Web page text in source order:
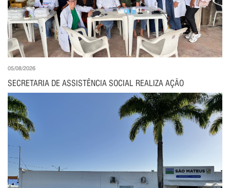
05/08/2026
SECRETARIA DE ASSISTÊNCIA SOCIAL REALIZA AÇÃO